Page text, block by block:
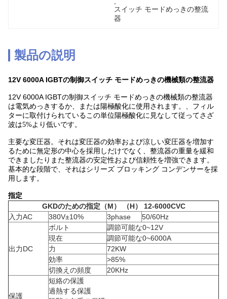
スイッチ モードめっきの整流
器
製品の説明
12V 6000A IGBTの制御スイッチ モードめっきの機械類の整流器
12V 6000A IGBTの制御スイッチ モードめっきの機械類の整流器
は電気めっきするか、または陽極酸化に使用されます。、フィル
ターに取付けられているこの単位陽極酸化に見なして従ってさざ
波は5%より低いです。
主要な変圧器。それは変圧器の効率および涼しい変圧器を増加す
るために無定形の中心を採用しだけでなく、整流器の重量を緩和
できましたりまた整流器の安定性および信頼性を増強できます。
基本的な段階で、それはシリーズ ブロッキング コンデンサーを採
用します。
指定
GKDのための指定（M） （H） 12-6000CVC
入力AC
380V±10% 3phase 50/60Hz
出力DC
ボルト
調節可能な0~12V
現在
調節可能な0~6000A
力
72KW
効率
>85%
切換えの頻度
20KHz
保護
短絡の保護
過熱する保護